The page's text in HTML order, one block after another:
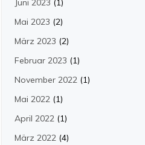
Juni 2023 (1)
Mai 2023 (2)
März 2023 (2)
Februar 2023 (1)
November 2022 (1)
Mai 2022 (1)
April 2022 (1)
März 2022 (4)